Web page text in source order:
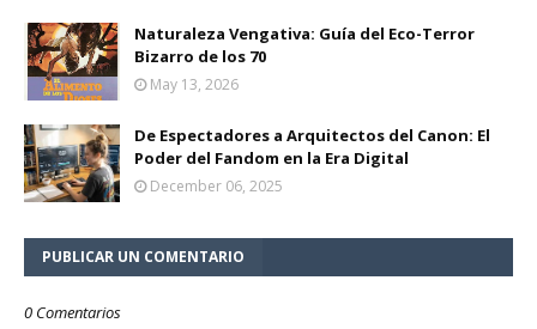
Naturaleza Vengativa: Guía del Eco-Terror
Bizarro de los 70
May 13, 2026
De Espectadores a Arquitectos del Canon: El
Poder del Fandom en la Era Digital
December 06, 2025
PUBLICAR UN COMENTARIO
0 Comentarios